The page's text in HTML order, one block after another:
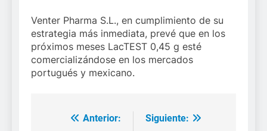
Venter Pharma S.L., en cumplimiento de su
estrategia más inmediata, prevé que en los
próximos meses LacTEST 0,45 g esté
comercializándose en los mercados
portugués y mexicano.
Navegación
Anterior:
Siguiente: